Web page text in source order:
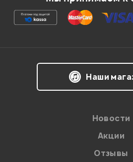
Ваша оценка:
Наши
Новости
Акции
Отзывы